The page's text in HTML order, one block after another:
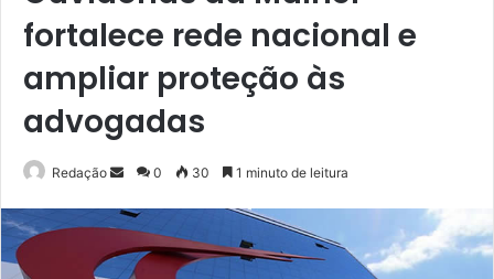
fortalece rede nacional e
ampliar proteção às
advogadas
Redação
Mande
e-
mail
0 30 1 minuto de leitura